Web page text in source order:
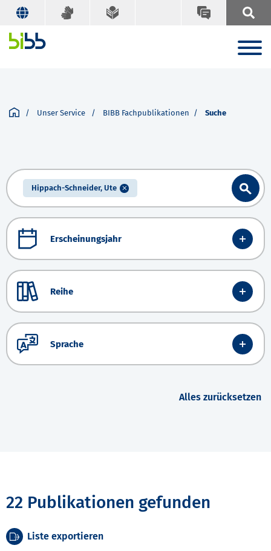
Unser Service BIBB Fachpublikationen Suche
Hippach-Schneider, Ute
Erscheinungsjahr
Reihe
Sprache
Alles zurücksetzen
22 Publikationen gefunden
Liste exportieren